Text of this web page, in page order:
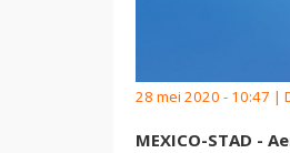
28 mei 2020 - 10:47 |
MEXICO-STAD -